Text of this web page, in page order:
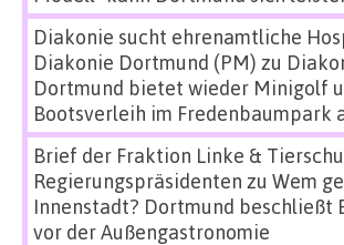
Diakonie sucht ehrenamtliche
Diakonie Dortmund (PM) zu
Dortmund bietet wieder Minigolf
Bootsverleih im Fredenbaumpark
Brief der Fraktion Linke &
Regierungspräsidenten zu Wem
Innenstadt? Dortmund beschließt
vor der Außengastronomie